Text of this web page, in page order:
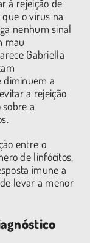
à rejeição de
o vírus na
nenhum sinal
mau
Gabriella
diminuem a
a rejeição
a
entre o
de linfócitos,
imune a
levar a menor